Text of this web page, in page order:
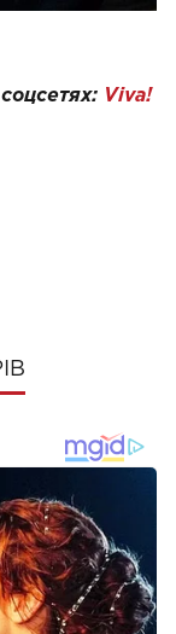
Viva!